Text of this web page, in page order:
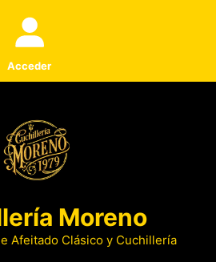
Acceder
Moreno
Afeitado Clásico y Cuchillería